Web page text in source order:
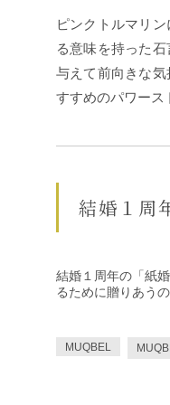
ピンクトルマリ
る意味を持った
与えて前向きな
すすめのパワース
結婚１周
結婚１周年の「紙
るために贈りあう
MUQBEL